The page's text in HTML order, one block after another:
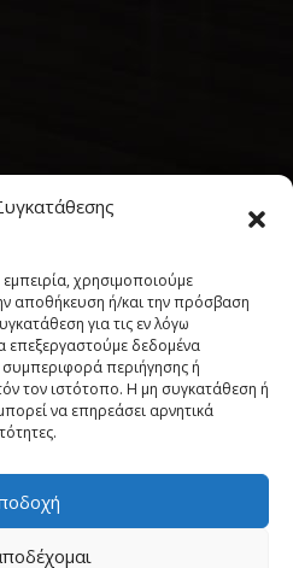
χρησιμοποιούμε
αποθήκευση ή/και την πρόσβαση
για τις εν λόγω
επεξεργαστούμε δεδομένα
περιήγησης ή
τον ιστότοπο. Η μη συγκατάθεση ή
να επηρεάσει αρνητικά
Όροι και Προϋποθέσεις
My account